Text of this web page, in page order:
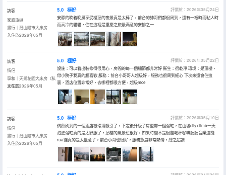
訪客
家庭旅遊
晝行｜潛山隱市大床房
入住於2026年05月
5.0 極好
評價於：2026年05月24日
安靜的吹着晚風享受樓頂的夜景真是太棒了，前台的帥哥們都很周到，還有一衹時而粘人時
而高冷的貓貓，住在這裡是重慶之旅最滿意的安排之一
訪客
情侶
寧和｜天景花園大床房（私
享花園）
入住於2026年05月
5.0 極好
評價於：2026年05月22日
設施：可以看出裝修得很用心，房間的每一個細節都非常好 衞生：很乾凈 環境：是頂樓，
帶小院子我真的超喜歡 服務：前台小哥哥人超級好，服務也很周到細心 下次來還會住這
裏，酒店位置非常好，去哪裡都很方便，超級nice
訪客
情侶
晝行｜潛山隱市大床房
入住於2026年05月
5.0 極好
評價於：2026年05月10日
偶然刷到的一個酒店被環境吸引了，下定後升級了房型帶一個浴缸，在山城city climb一天
泡進浴缸真的是太舒服了，頂樓的風景也很好，如果時間不是很趕喝杯咖啡聽聽音樂還能
rua貓真的是太愜意了，前台小哥也很好，服務態度非常熱情，總之超讚